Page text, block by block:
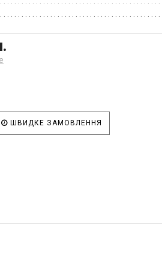
ШВИДКЕ ЗАМОВЛЕННЯ